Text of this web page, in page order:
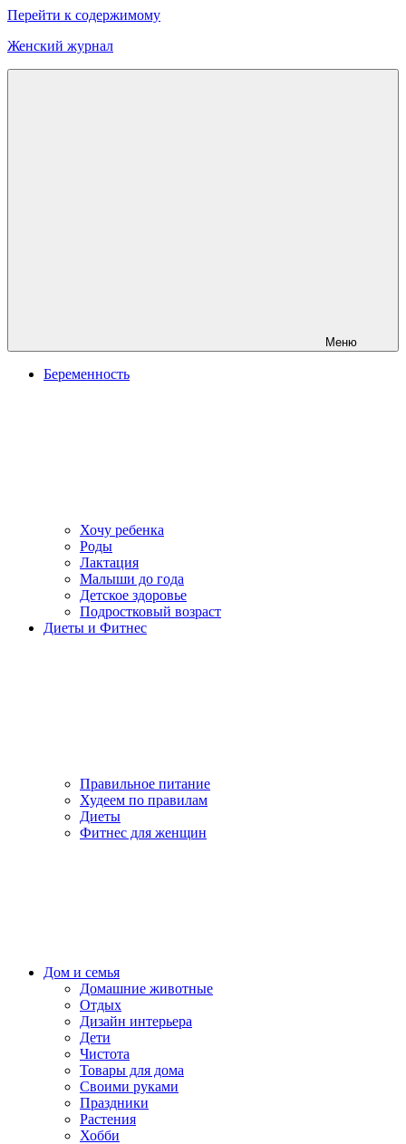
Перейти к содержимому
Женский журнал
Меню
Беременность
Хочу ребенка
Роды
Лактация
Малыши до года
Детское здоровье
Подростковый возраст
Диеты и Фитнес
Правильное питание
Худеем по правилам
Диеты
Фитнес для женщин
Дом и семья
Домашние животные
Отдых
Дизайн интерьера
Дети
Чистота
Товары для дома
Своими руками
Праздники
Растения
Хобби